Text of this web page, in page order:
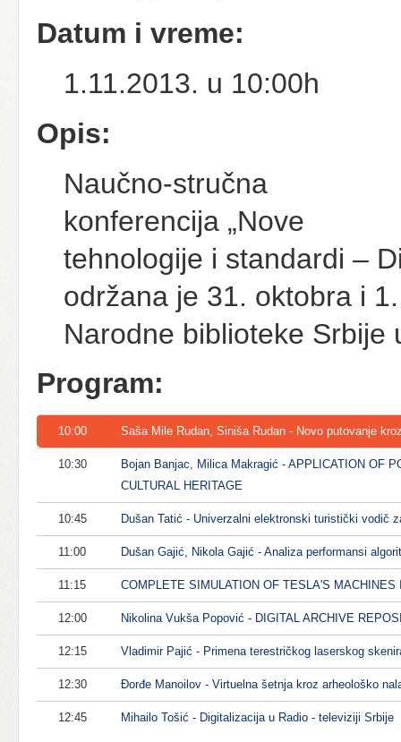
Datum i vreme:
1.11.2013. u 10:00h
Opis:
Naučno-stručna
konferencija „Nove
tehnologije i standardi –
održana je 31. oktobra i
Narodne biblioteke Srbije
Program:
10:00 Saša Mile Rudan, Siniša Rudan - Novo putovanje
10:30
Bojan Banjac, Milica Makragić - APPLICATION OF
CULTURAL HERITAGE
10:45 Dušan Tatić - Univerzalni elektronski turistički vodič
11:00 Dušan Gajić, Nikola Gajić - Analiza performansi
11:15 COMPLETE SIMULATION OF TESLA'S MACHINES
12:00 Nikolina Vukša Popović - DIGITAL ARCHIVE
12:15 Vladimir Pajić - Primena terestričkog laserskog
12:30 Đorđe Manoilov - Virtuelna šetnja kroz arheološko
12:45 Mihailo Tošić - Digitalizacija u Radio - televiziji Srbije